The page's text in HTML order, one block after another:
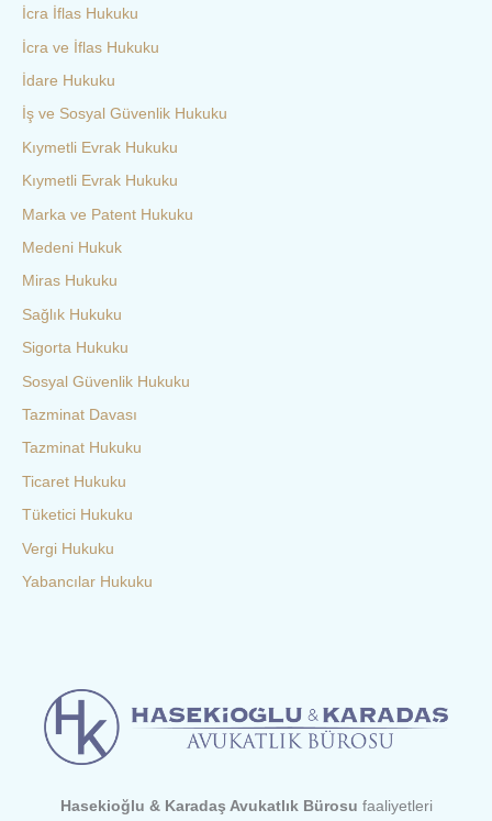
İcra İflas Hukuku
İcra ve İflas Hukuku
İdare Hukuku
İş ve Sosyal Güvenlik Hukuku
Kıymetli Evrak Hukuku
Kıymetli Evrak Hukuku
Marka ve Patent Hukuku
Medeni Hukuk
Miras Hukuku
Sağlık Hukuku
Sigorta Hukuku
Sosyal Güvenlik Hukuku
Tazminat Davası
Tazminat Hukuku
Ticaret Hukuku
Tüketici Hukuku
Vergi Hukuku
Yabancılar Hukuku
Hasekioğlu & Karadaş Avukatlık Bürosu faaliyetleri